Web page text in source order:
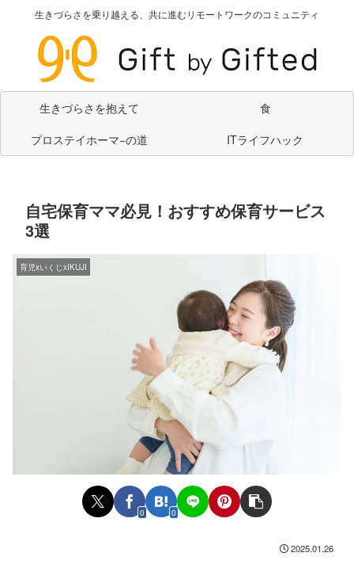
生きづらさを乗り越える、共に進むリモートワークのコミュニティ
生きづらさを抱えて
食
プロステイホーマ−の道
ITライフハック
自宅保育ママ必見！おすすめ保育サービス
3選
育児xいくじxIKUJI
0 0
2025.01.26